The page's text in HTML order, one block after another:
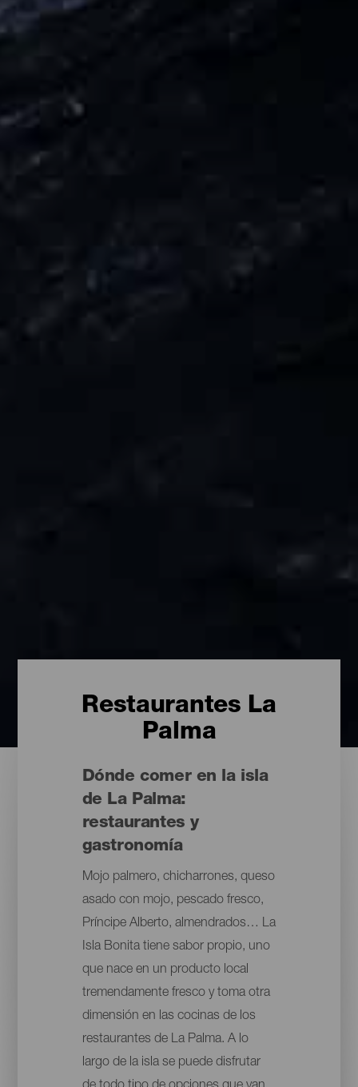
Restaurantes La
Palma
Dónde comer en la isla
de La Palma:
restaurantes y
gastronomía
Mojo palmero, chicharrones, queso
asado con mojo, pescado fresco,
Príncipe Alberto, almendrados… La
Isla Bonita tiene sabor propio, uno
que nace en un producto local
tremendamente fresco y toma otra
dimensión en las cocinas de los
restaurantes de La Palma. A lo
largo de la isla se puede disfrutar